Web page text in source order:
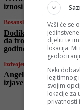
iznosi više od 6.000
Bosanski vjestnik
Dodik:Ja sam
da trošim budžet
godine zatvora
Izdvojeno
Angela Merkel
izjave o Ukrajini
Vaši će se
dijeliti te
lokacija.
Neki
legitimnog
svojim
lokacije za
privatnosti